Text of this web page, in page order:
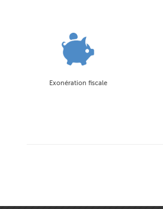
Exonération fiscale